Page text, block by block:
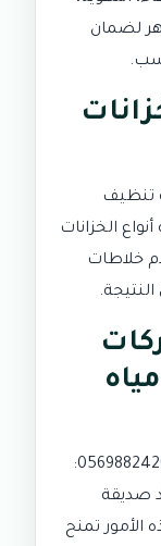
وتنظيف بسيط كل 3-6 أشهر لضمان
هي شركة تنظيف
الخزانات
خلاطات
من بين الامتيازات في شركة الصالح كلين 0569882420:
صديقة
الأمور تمنح